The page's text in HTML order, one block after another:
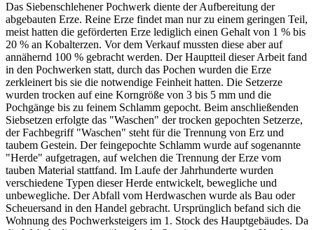
Das Siebenschlehener Pochwerk diente der Aufbereitung der
abgebauten Erze. Reine Erze findet man nur zu einem geringen Teil,
meist hatten die geförderten Erze lediglich einen Gehalt von 1 % bis
20 % an Kobalterzen. Vor dem Verkauf mussten diese aber auf
annähernd 100 % gebracht werden. Der Hauptteil dieser Arbeit fand
in den Pochwerken statt, durch das Pochen wurden die Erze
zerkleinert bis sie die notwendige Feinheit hatten. Die Setzerze
wurden trocken auf eine Korngröße von 3 bis 5 mm und die
Pochgänge bis zu feinem Schlamm gepocht. Beim anschließenden
Siebsetzen erfolgte das "Waschen" der trocken gepochten Setzerze,
der Fachbegriff "Waschen" steht für die Trennung von Erz und
taubem Gestein. Der feingepochte Schlamm wurde auf sogenannte
"Herde" aufgetragen, auf welchen die Trennung der Erze vom
tauben Material stattfand. Im Laufe der Jahrhunderte wurden
verschiedene Typen dieser Herde entwickelt, bewegliche und
unbewegliche. Der Abfall vom Herdwaschen wurde als Bau oder
Scheuersand in den Handel gebracht. Ursprünglich befand sich die
Wohnung des Pochwerksteigers im 1. Stock des Hauptgebäudes. Da